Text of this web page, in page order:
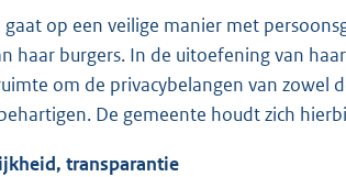
op een veilige manier met
haar burgers. In de uitoefening van
om de privacybelangen van zowel
De gemeente houdt zich
transparantie